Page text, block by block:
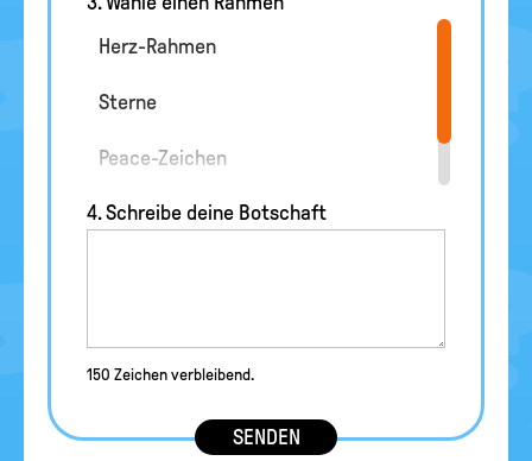
Herz-Rahmen
Sterne
Peace-Zeichen
Ohne Verzierung
4. Schreibe deine Botschaft
150 Zeichen verbleibend.
SENDEN